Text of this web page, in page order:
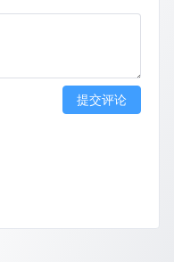
提交评论